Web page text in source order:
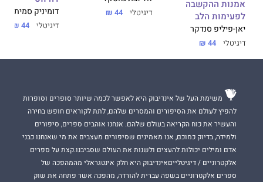
אמנות ההקשבה
לפעימות הלב
יאן-פיליפ סנדקר
דיגיטלי 44 ₪
דיגיטלי 44 ₪
דומיניק סמית
דיגיטלי 44 ₪
משימת העל של אינדיבוק היא לאפשר לכמה שיותר סופרים וסופרות
להפיץ לעולם את הסיפורים והמסרים שלהם, לתת לקוראים חופש בחירה
והעשיר את כוח הקריאה בעולם שלהם. אנחנו אוהבים ספרים, סיפורים
ולמידה, בדיוק כמוכם, אנו מאמינים שסיפורים מעצבים את מי שאנחנו כבני
אדם ומילים יכולות להעצים ולשנות את העולם שסביבנו.קצת על ספרים
אלקטרוניים / דיגיטלייםאינדיבוק היא חלק אינטגראלי מהמהפכה של
ספרים אלקטרוניים בשפה עברית להורדה, מהפכה אשר פתחה את שוק